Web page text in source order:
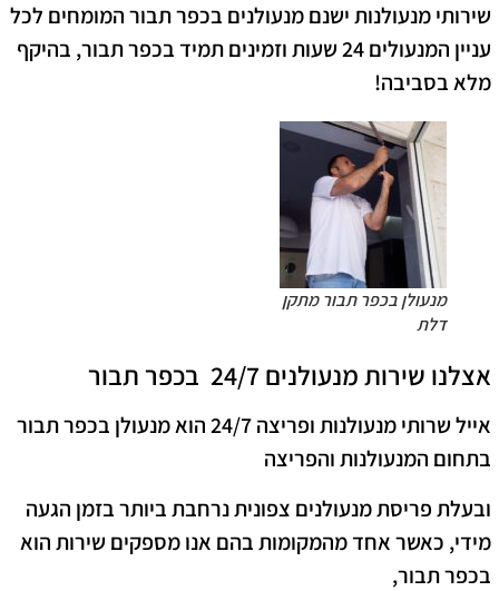
שירותי מנעולנות ישנם מנעולנים בכפר תבור המומחים לכל
עניין המנעולים 24 שעות וזמינים תמיד בכפר תבור, בהיקף
מלא בסביבה!
מנעולן בכפר תבור מתקן
דלת
אצלנו שירות מנעולנים 24/7 בכפר תבור
אייל שרותי מנעולנות ופריצה 24/7 הוא מנעולן בכפר תבור
בתחום המנעולנות והפריצה
ובעלת פריסת מנעולנים צפונית נרחבת ביותר בזמן הגעה
מידי, כאשר אחד מהמקומות בהם אנו מספקים שירות הוא
בכפר תבור,